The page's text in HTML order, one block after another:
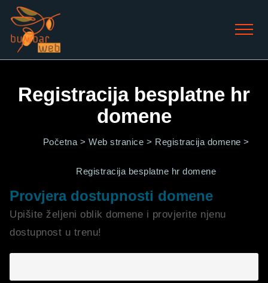
Registracija besplatne hr
domene
Početna > Web stranice > Registracija domene >
Registracija besplatne hr domene
Provjera dostupnosti domene
Upišite željeni oblik domene i provjerite njenu
dostupnost u trenu!